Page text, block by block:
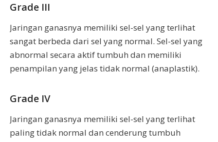
Grade III
Jaringan ganasnya memiliki sel-sel yang terlihat
sangat berbeda dari sel yang normal. Sel-sel yang
abnormal secara aktif tumbuh dan memiliki
penampilan yang jelas tidak normal (anaplastik).
Grade IV
Jaringan ganasnya memiliki sel-sel yang terlihat
paling tidak normal dan cenderung tumbuh